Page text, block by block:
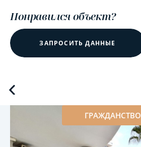
Понравился объект?
ЗАПРОСИТЬ ДАННЫЕ
ГРАЖДАНСТВО